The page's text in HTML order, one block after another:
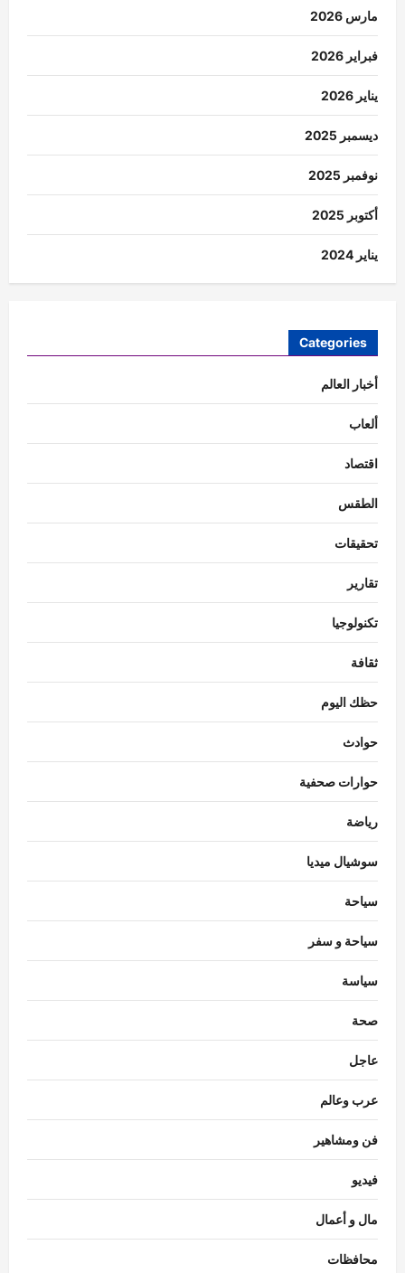
مارس 2026
فبراير 2026
يناير 2026
ديسمبر 2025
نوفمبر 2025
أكتوبر 2025
يناير 2024
Categories
أخبار العالم
ألعاب
اقتصاد
الطقس
تحقيقات
تقارير
تكنولوجيا
ثقافة
حظك اليوم
حوادث
حوارات صحفية
رياضة
سوشيال ميديا
سياحة
سياحة و سفر
سياسة
صحة
عاجل
عرب وعالم
فن ومشاهير
فيديو
مال و أعمال
محافظات
3
4